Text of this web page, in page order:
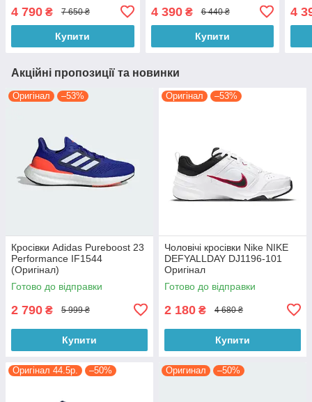
4 790 ₴ 7 650 ₴
Купити
4 390₴ 6 440 ₴
Купити
4
Акційні пропозиції та новинки
Оригінал –53%
Кросівки Adidas Pureboost 23
Performance IF1544
(Оригінал)
Готово до відправки
2 790 ₴ 5 999 ₴
Купити
Оригінал –53%
Чоловічі кросівки Nike NIKE
DEFYALLDAY DJ1196-101
Оригінал
Готово до відправки
2 180 ₴ 4 680 ₴
Купити
Оригінал 44.5р. –50% Оригинал –50%